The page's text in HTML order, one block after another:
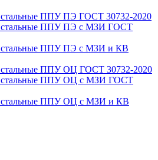
стальные ППУ ПЭ ГОСТ 30732-2020
стальные ППУ ПЭ с МЗИ ГОСТ
стальные ППУ ПЭ с МЗИ и КВ
стальные ППУ ОЦ ГОСТ 30732-2020
стальные ППУ ОЦ с МЗИ ГОСТ
стальные ППУ ОЦ с МЗИ и КВ